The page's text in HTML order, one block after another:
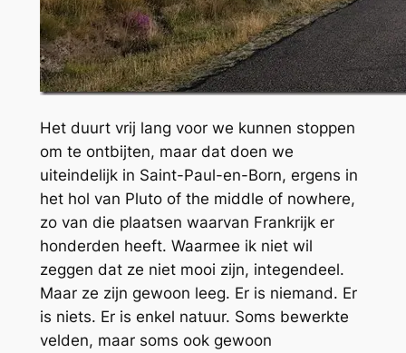
Het duurt vrij lang voor we kunnen stoppen
om te ontbijten, maar dat doen we
uiteindelijk in Saint-Paul-en-Born, ergens in
het hol van Pluto of the middle of nowhere,
zo van die plaatsen waarvan Frankrijk er
honderden heeft. Waarmee ik niet wil
zeggen dat ze niet mooi zijn, integendeel.
Maar ze zijn gewoon leeg. Er is niemand. Er
is niets. Er is enkel natuur. Soms bewerkte
velden, maar soms ook gewoon